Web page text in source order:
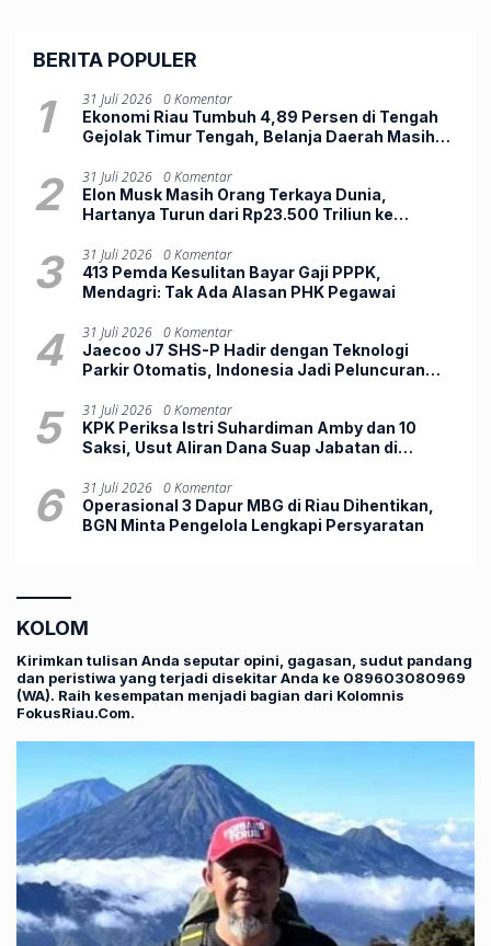
BERITA POPULER
1 31 Juli 2026 0 Komentar
Ekonomi Riau Tumbuh 4,89 Persen di Tengah
Gejolak Timur Tengah, Belanja Daerah Masih
2 31 Juli 2026 0 Komentar
Elon Musk Masih Orang Terkaya Dunia,
Hartanya Turun dari Rp23.500 Triliun ke
3 31 Juli 2026 0 Komentar
413 Pemda Kesulitan Bayar Gaji PPPK,
Mendagri: Tak Ada Alasan PHK Pegawai
4 31 Juli 2026 0 Komentar
Jaecoo J7 SHS-P Hadir dengan Teknologi
Parkir Otomatis, Indonesia Jadi Peluncuran
5 31 Juli 2026 0 Komentar
KPK Periksa Istri Suhardiman Amby dan 10
Saksi, Usut Aliran Dana Suap Jabatan di
6 31 Juli 2026 0 Komentar
Operasional 3 Dapur MBG di Riau Dihentikan,
BGN Minta Pengelola Lengkapi Persyaratan
KOLOM
Kirimkan tulisan Anda seputar opini, gagasan, sudut pandang
dan peristiwa yang terjadi disekitar Anda ke 089603080969
(WA). Raih kesempatan menjadi bagian dari Kolomnis
FokusRiau.Com.